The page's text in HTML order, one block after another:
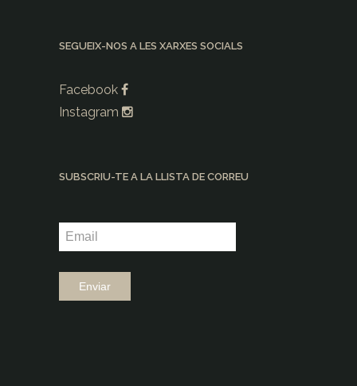
SEGUEIX-NOS A LES XARXES SOCIALS
Facebook
Instagram
SUBSCRIU-TE A LA LLISTA DE CORREU